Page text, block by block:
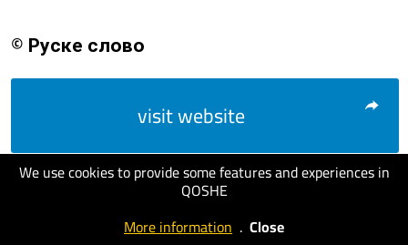
We use cookies to provide some features and experiences in
QOSHE
More information . Close
© Руске слово
visit website